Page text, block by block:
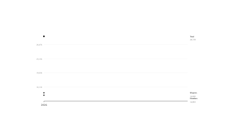
16,116
19,636
23,156
26,676
2026
Total
28,729
Mujeres
14,666
Hombres
14,063